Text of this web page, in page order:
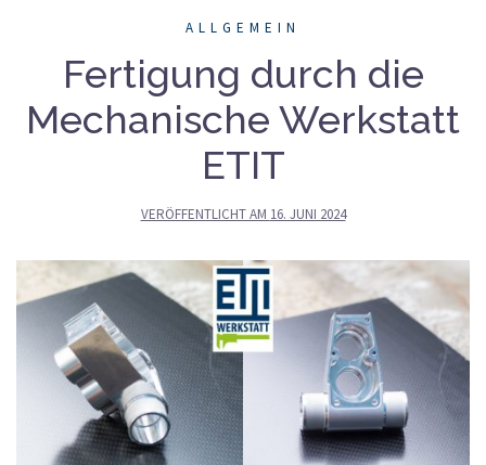
ALLGEMEIN
Fertigung durch die
Mechanische Werkstatt
ETIT
VERÖFFENTLICHT AM 16. JUNI 2024